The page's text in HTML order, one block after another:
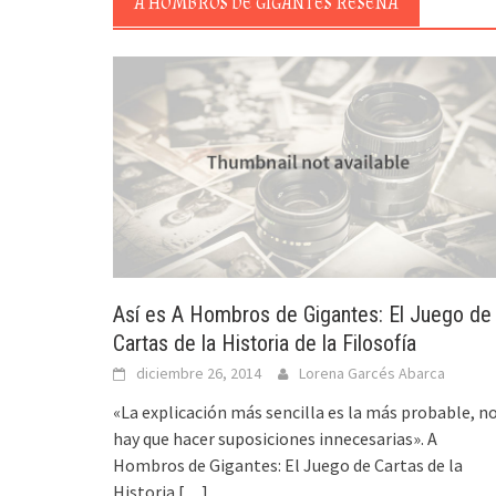
Así es A Hombros de Gigantes: El Juego de
Cartas de la Historia de la Filosofía
diciembre 26, 2014 Lorena Garcés Abarca
«La explicación más sencilla es la más probable,
hay que hacer suposiciones innecesarias». A
Hombros de Gigantes: El Juego de Cartas de la
Historia […]